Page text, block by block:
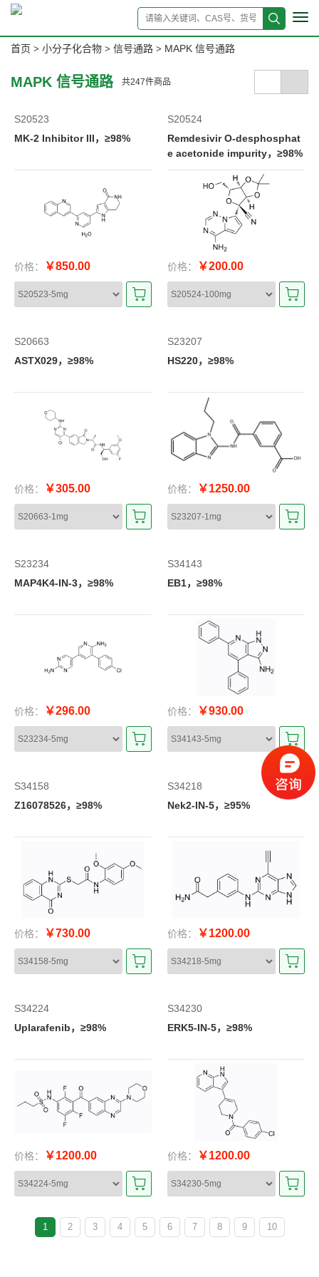
首页 > 小分子化合物 > 信号通路 > MAPK 信号通路
MAPK 信号通路 共247件商品
S20523
MK-2 Inhibitor III，≥98%
价格： ￥850.00
S20524
Remdesivir O-desphosphat
e acetonide impurity，≥98%
价格： ￥200.00
S20663
ASTX029，≥98%
价格： ￥305.00
S23207
HS220，≥98%
价格： ￥1250.00
S23234
MAP4K4-IN-3，≥98%
价格： ￥296.00
S34143
EB1，≥98%
价格： ￥930.00
S34158
Z16078526，≥98%
价格： ￥730.00
S34218
Nek2-IN-5，≥95%
价格： ￥1200.00
S34224
Uplarafenib，≥98%
价格： ￥1200.00
S34230
ERK5-IN-5，≥98%
价格： ￥1200.00
1 2 3 4 5 6 7 8 9 10